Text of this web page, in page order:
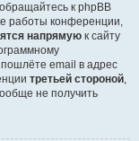
к phpBB
работы конференции,
напрямую к сайту
email в адрес
третьей стороной,
не получить